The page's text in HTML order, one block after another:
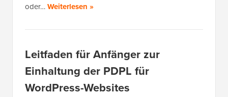
oder…Weiterlesen »
Leitfaden für Anfänger zur
Einhaltung der PDPL für
WordPress-Websites